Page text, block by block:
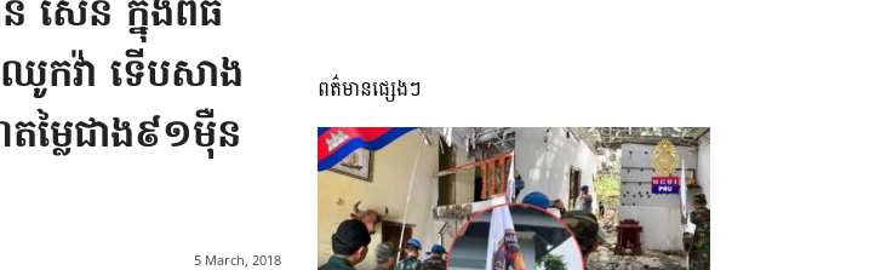
សែន ក្នុងពិធី​
ឈូកវ៉ា ទើបសាង​
លៃជាង​៩១ម៉ឺន
5 March, 2018
ពត៌មានផ្សេងៗ